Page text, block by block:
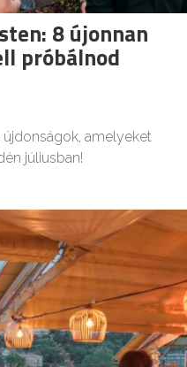
8 újonnan
próbálnod
újdonságok, amelyeket
júliusban!